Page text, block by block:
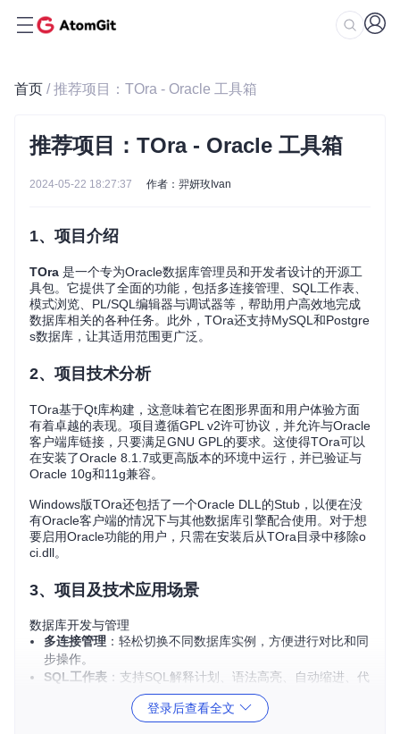
首页 / 推荐项目：TOra - Oracle 工具箱
推荐项目：TOra - Oracle 工具箱
2024-05-22 18:27:37 作者：羿妍玫Ivan
1、项目介绍
TOra 是一个专为Oracle数据库管理员和开发者设计的开源工
具包。它提供了全面的功能，包括多连接管理、SQL工作表、
模式浏览、PL/SQL编辑器与调试器等，帮助用户高效地完成
数据库相关的各种任务。此外，TOra还支持MySQL和Postgre
s数据库，让其适用范围更广泛。
2、项目技术分析
TOra基于Qt库构建，这意味着它在图形界面和用户体验方面
有着卓越的表现。项目遵循GPL v2许可协议，并允许与Oracle
客户端库链接，只要满足GNU GPL的要求。这使得TOra可以
在安装了Oracle 8.1.7或更高版本的环境中运行，并已验证与
Oracle 10g和11g兼容。
Windows版TOra还包括了一个Oracle DLL的Stub，以便在没
有Oracle客户端的情况下与其他数据库引擎配合使用。对于想
要启用Oracle功能的用户，只需在安装后从TOra目录中移除o
ci.dll。
3、项目及技术应用场景
数据库开发与管理
多连接管理 ：轻松切换不同数据库实例，方便进行对比和同
步操作。
SQL工作表 ：支持SQL解释计划、语法高亮、自动缩进、代
码补全等功能，提升编写效率。
：查看和编辑表、视图，探索引用和依赖关系，
登录后查看全文